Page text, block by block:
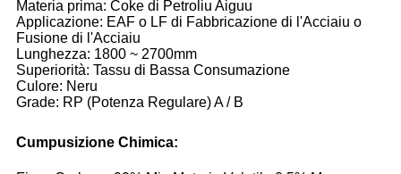
Materia prima: Coke di Petroliu Aiguu
Applicazione: EAF o LF di Fabbricazione di l'Acciaiu o
Fusione di l'Acciaiu
Lunghezza: 1800 ~ 2700mm
Superiorità: Tassu di Bassa Consumazione
Culore: Neru
Grade: RP (Potenza Regulare) A / B
Cumpusizione Chimica: